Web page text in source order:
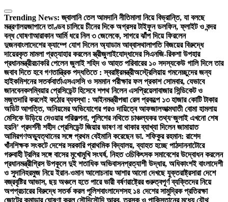
Skip
to
content
Trending News: জ্বালানি তেল আমদানি নীতিমালা নিয়ে বিভ্রান্তি, যা বলছে
মন্ত্রণালয়জাপানে তাণ্ডব চালিয়ে চীনের দিকে অগ্রসর টাইফুন ডলফিন, ফ্লাইট ও বন্দর
বন্ধ ঘোষণাআরাকান আর্মি ধরে নিল ৩ জেলেকে, সাগরে ঝাঁপ দিয়ে ফিরলেন
দুজনবাংলাদেশের ক্যাম্পে যোগ দিলেন অ্যাডাম আব্বাসথালাপতি বিজয়ের বিরুদ্ধে
দায়েরকৃত মামলা প্রত্যাহার করলেন স্ত্রীজুলাইযোদ্ধাদের সিএনজি-রিকশা উপহার
প্রধানমন্ত্রীরচাকরি পেলেন জুলাই শহিদ ও আহত পরিবারের ১০ সদস্যকেউ গালি দিলে তার
জবাব দিতে হবে গণতান্ত্রিক পদ্ধতিতে : স্বরাষ্ট্রমন্ত্রীঅস্ট্রেলিয়ায় গমনেচ্ছুদের জন্য
হাইকমিশনের সতর্কবার্তাএসএসসি ও সমমান পরীক্ষার ফল প্রকাশ সোমবার, যেভাবে
জানবেনকলম্বিয়ার প্রেসিডেন্ট হিসেবে শপথ নিলেন এসপ্রিয়েলাবাজার সিন্ডিকেট ও
মজুতদারি করলেই কঠোর ব্যবস্থা : আইনমন্ত্রীপদ্মা রেল প্রকল্পে ১৩ হাজার কোটি টাকার
অডিট আপত্তি, অনিয়মের অভিযোগের পরও দায়িত্বে আফজালআত্মঘাতী বোমা হামলায়
মেসিকে উড়িয়ে দেওয়ার পরিকল্পনা, পুলিশের নথিতে চাঞ্চল্যকর তথ্য‘জুলাই এখনো শেষ
হয়নি’ প্রদর্শনী শহীদ প্রেসিডেন্ট জিয়ার ভাষণ না থাকার ব্যাখ্যা দিলেন জামায়াত
আমিরগণঅভ্যুত্থানের সঙ্গে প্রথম বেইমানি করেছেন ডা. শফিকুর রহমান: রাশেদ
খাঁনশিক্ষক সংকটে দেশের সরকারি প্রাথমিক বিদ্যালয়, ব্যাহত হচ্ছে পাঠদাননাটোরে
গরুবাহী ট্রলির সঙ্গে বাসের মুখোমুখি সংঘর্ষ, নিহত ৩চিকিৎসক সমাবেশের উদ্বোধন করলেন
প্রধানমন্ত্রীগ্রিস উপকূলে দুই শতাধিক অভিবাসনপ্রত্যাশী উদ্ধার, অধিকাংশই বাংলাদেশী
ও সুদানিহরমুজ নিয়ে ইরান-ওমান আলোচনায় আশার আলো দেখছে যুক্তরাষ্ট্রসারা দেশে
বজ্রবৃষ্টির আভাস, ছয় অঞ্চলে হতে পারে ভারী বর্ষণরাষ্ট্রের গুরুত্বপূর্ণ ব্যক্তিদের নিয়ে
অপপ্রচারের বিরুদ্ধে সতর্ক করল পুলিশবাংলাদেশসহ ১৪ দেশের সামুদ্রিক প্রতিরক্ষা
জোটের কমান্ডার ঘোষণা করল সৌদিসৌদি আরব, তুরস্ক ও পাকিস্তানের মধ্যে যৌথ